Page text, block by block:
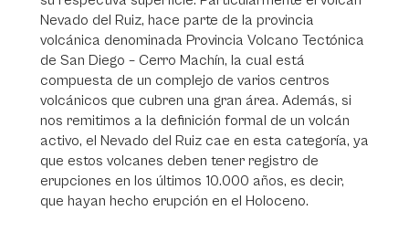
Nevado del Ruiz, hace parte de la provincia
volcánica denominada Provincia Volcano Tectónica
de San Diego – Cerro Machín, la cual está
compuesta de un complejo de varios centros
volcánicos que cubren una gran área. Además, si
nos remitimos a la definición formal de un volcán
activo, el Nevado del Ruiz cae en esta categoría, ya
que estos volcanes deben tener registro de
erupciones en los últimos 10.000 años, es decir,
que hayan hecho erupción en el Holoceno.